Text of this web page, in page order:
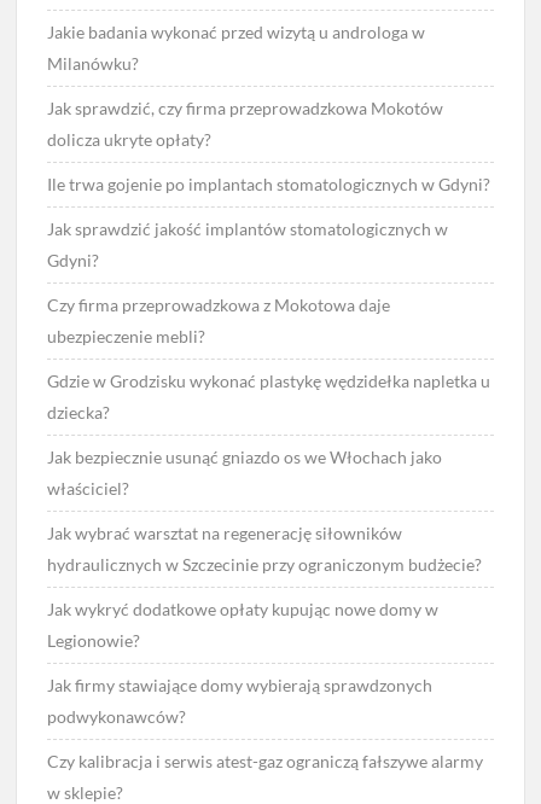
Jakie badania wykonać przed wizytą u androloga w
Milanówku?
Jak sprawdzić, czy firma przeprowadzkowa Mokotów
dolicza ukryte opłaty?
Ile trwa gojenie po implantach stomatologicznych w Gdyni?
Jak sprawdzić jakość implantów stomatologicznych w
Gdyni?
Czy firma przeprowadzkowa z Mokotowa daje
ubezpieczenie mebli?
Gdzie w Grodzisku wykonać plastykę wędzidełka napletka u
dziecka?
Jak bezpiecznie usunąć gniazdo os we Włochach jako
właściciel?
Jak wybrać warsztat na regenerację siłowników
hydraulicznych w Szczecinie przy ograniczonym budżecie?
Jak wykryć dodatkowe opłaty kupując nowe domy w
Legionowie?
Jak firmy stawiające domy wybierają sprawdzonych
podwykonawców?
Czy kalibracja i serwis atest-gaz ograniczą fałszywe alarmy
w sklepie?